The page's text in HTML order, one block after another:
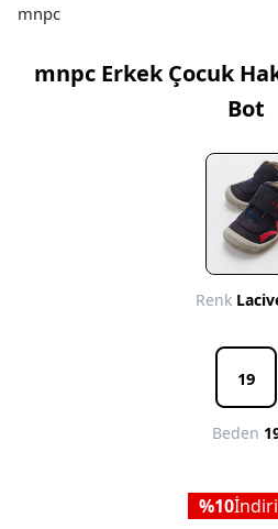
mnpc
mnpc Erkek Çocuk
Bot
Renk
19
Beden
10